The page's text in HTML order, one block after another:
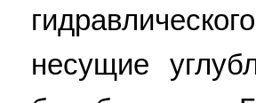
несущие